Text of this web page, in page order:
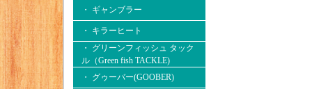
・ ギャンブラー
・ キラーヒート
・ グリーンフィッシュ タック
ル（Green fish TACKLE)
・ グゥーバー(GOOBER)